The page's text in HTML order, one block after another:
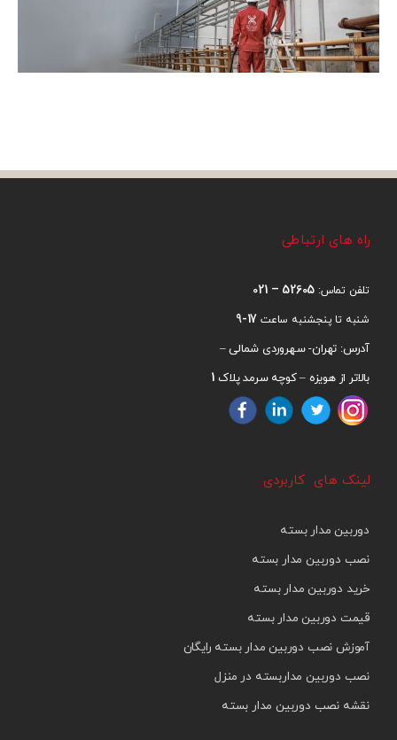
راه های ارتباطی
تلفن تماس: 52605 – 021
شنبه تا پنجشنبه ساعت 17-9
آدرس: تهران- سهروردی شمالی –
بالاتر از هویزه – کوچه سرمد پلاک 1
لینک های کاربردی
دوربین مدار بسته
نصب دوربین مدار بسته
خرید دوربین مدار بسته
قیمت دوربین مدار بسته
آموزش نصب دوربین مدار بسته رایگان
نصب دوربین مداربسته در منزل
نقشه نصب دوربین مدار بسته